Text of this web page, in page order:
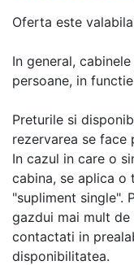
Oferta este
In general,
persoane, in
Preturile si
rezervarea se face
In cazul in care o
cabina, se aplica o
"supliment single".
gazdui mai mult de
contactati in
disponibilitatea.